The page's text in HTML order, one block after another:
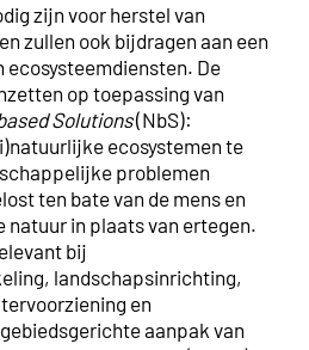
zijn voor herstel van
zullen ook bijdragen aan een
ecosysteemdiensten. De
op toepassing van
Solutions(NbS):
ecosystemen te
problemen
ten bate van de mens en
natuur in plaats van ertegen.
bij
landschapsinrichting,
en
aanpak van